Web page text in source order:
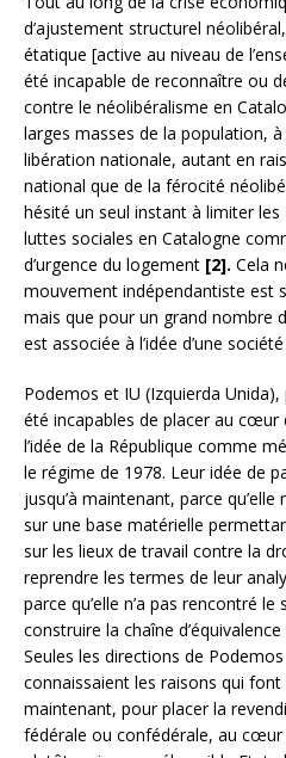
d’ajustement structurel
étatique [active au niveau de
été incapable de reconnaître ou
contre le néolibéralisme en
larges masses de la population,
libération nationale, autant en
national que de la férocité
hésité un seul instant à limiter
luttes sociales en Catalogne
d’urgence du logement [2]. Cela
mouvement indépendantiste est
mais que pour un grand nombre
est associée à l’idée d’une
Podemos et IU (Izquierda
été incapables de placer au cœur
l’idée de la République comme
le régime de 1978. Leur idée de
jusqu’à maintenant, parce
sur une base matérielle
sur les lieux de travail contre la
reprendre les termes de leur
parce qu’elle n’a pas rencontré
construire la chaîne
Seules les directions de Podemos
connaissaient les raisons qui font
maintenant, pour placer la
fédérale ou confédérale, au